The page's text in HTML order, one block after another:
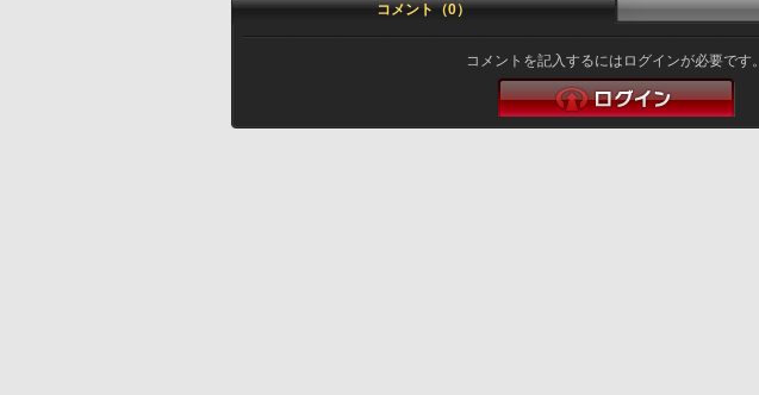
コメント（0）
コメントを記入するにはログインが必要です。